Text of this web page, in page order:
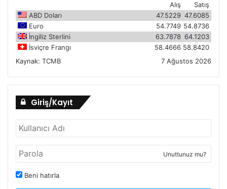
Satış
Alış
ABD Doları
47.6085
47.5229
Euro
54.8736
54.7749
İngiliz Sterlini
64.1203
63.7878
İsviçre Frangı
58.8420
58.4666
Kaynak: TCMB 7 Ağustos 2026
Giriş/Kayıt
Unuttunuz mu?
Beni hatırla